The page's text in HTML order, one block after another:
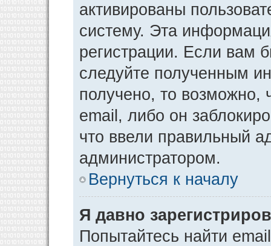
активированы
систему. Эта
регистрации. Если вам
следуйте полученным
получено, то возможно,
email, либо он
что ввели правильный
администратором.
Вернуться к началу
Я давно
Попытайтесь найти